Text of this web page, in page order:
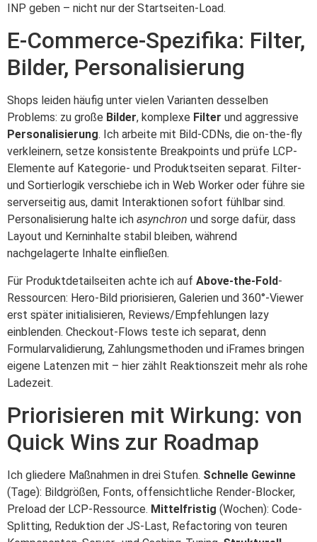
INP geben – nicht nur der Startseiten-Load.
E-Commerce-Spezifika: Filter,
Bilder, Personalisierung
Shops leiden häufig unter vielen Varianten desselben
Problems: zu große Bilder, komplexe Filter und aggressive
Personalisierung. Ich arbeite mit Bild-CDNs, die on-the-fly
verkleinern, setze konsistente Breakpoints und prüfe LCP-
Elemente auf Kategorie- und Produktseiten separat. Filter-
und Sortierlogik verschiebe ich in Web Worker oder führe sie
serverseitig aus, damit Interaktionen sofort fühlbar sind.
Personalisierung halte ich asynchron und sorge dafür, dass
Layout und Kerninhalte stabil bleiben, während
nachgelagerte Inhalte einfließen.
Für Produktdetailseiten achte ich auf Above-the-Fold-
Ressourcen: Hero-Bild priorisieren, Galerien und 360°-Viewer
erst später initialisieren, Reviews/Empfehlungen lazy
einblenden. Checkout-Flows teste ich separat, denn
Formularvalidierung, Zahlungsmethoden und iFrames bringen
eigene Latenzen mit – hier zählt Reaktionszeit mehr als rohe
Ladezeit.
Priorisieren mit Wirkung: von
Quick Wins zur Roadmap
Ich gliedere Maßnahmen in drei Stufen. Schnelle Gewinne
(Tage): Bildgrößen, Fonts, offensichtliche Render-Blocker,
Preload der LCP-Ressource. Mittelfristig (Wochen): Code-
Splitting, Reduktion der JS-Last, Refactoring von teuren